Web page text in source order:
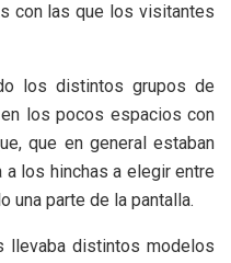
con las que los visitantes
los distintos grupos de
los pocos espacios con
que en general estaban
los hinchas a elegir entre
una parte de la pantalla.
llevaba distintos modelos